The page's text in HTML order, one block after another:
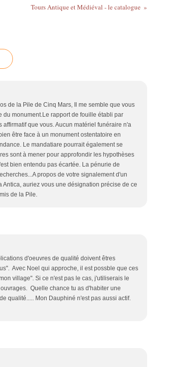
Tours Antique et Médiéval - le catalogue
de la Pile de Cinq Mars, Il me semble que vous
du monument.Le rapport de fouille établi par
que vous. Aucun matériel funéraire n'a
être face à un monument ostentatoire en
Le mandatiare pourrait également se
sont à mener pour approfondir les hypothèses
bien entendu pas écartée. La pénurie de
propos de votre signalement d'un
auriez vous une désignation précise de ce
de la Pile.
d'oeuvres de qualité doivent êtres
Avec Noel qui approche, il est possble que ces
village". Si ce n'est pas le cas, j'utiliserais le
Quelle chance tu as d'habiter une
qualité..... Mon Dauphiné n'est pas aussi actif.